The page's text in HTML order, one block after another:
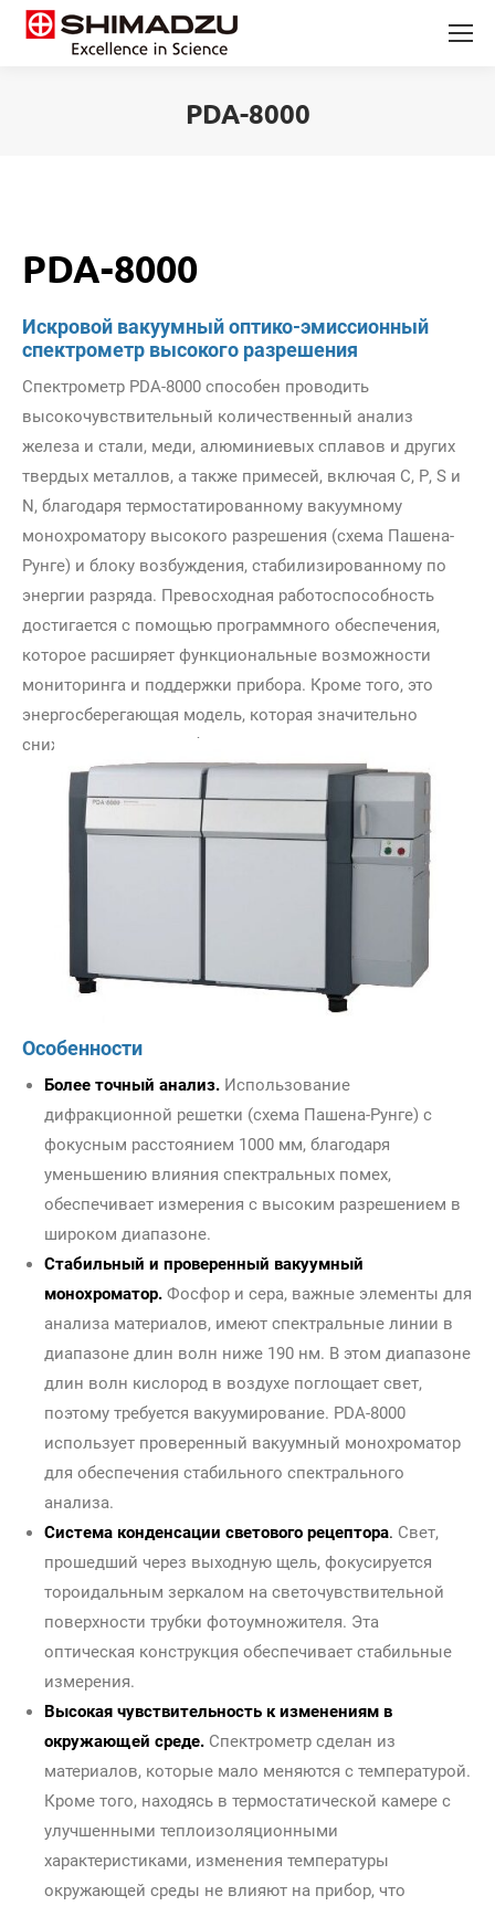
PDA-8000
PDA-8000
Искровой вакуумный оптико-эмиссионный
спектрометр высокого разрешения
Спектрометр PDA-8000 способен проводить
высокочувствительный количественный анализ
железа и стали, меди, алюминиевых сплавов и других
твердых металлов, а также примесей, включая С, Р, S и
N, благодаря термостатированному вакуумному
монохроматору высокого разрешения (схема Пашена-
Рунге) и блоку возбуждения, стабилизированному по
энергии разряда. Превосходная работоспособность
достигается с помощью программного обеспечения,
которое расширяет функциональные возможности
мониторинга и поддержки прибора. Кроме того, это
энергосберегающая модель, которая значительно
снижает энергопотребление.
Особенности
Более точный анализ. Использование
дифракционной решетки (схема Пашена-Рунге) с
фокусным расстоянием 1000 мм, благодаря
уменьшению влияния спектральных помех,
обеспечивает измерения с высоким разрешением в
широком диапазоне.
Стабильный и проверенный вакуумный
монохроматор. Фосфор и сера, важные элементы для
анализа материалов, имеют спектральные линии в
диапазоне длин волн ниже 190 нм. В этом диапазоне
длин волн кислород в воздухе поглощает свет,
поэтому требуется вакуумирование. PDA-8000
использует проверенный вакуумный монохроматор
для обеспечения стабильного спектрального
анализа.
Система конденсации светового рецептора. Свет,
прошедший через выходную щель, фокусируется
тороидальным зеркалом на светочувствительной
поверхности трубки фотоумножителя. Эта
оптическая конструкция обеспечивает стабильные
измерения.
Высокая чувствительность к изменениям в
окружающей среде. Спектрометр сделан из
материалов, которые мало меняются с температурой.
Кроме того, находясь в термостатической камере с
улучшенными теплоизоляционными
характеристиками, изменения температуры
окружающей среды не влияют на прибор, что